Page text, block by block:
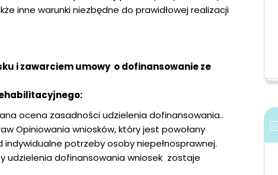
inne warunki niezbędne do prawidłowej realizacji
i zawarciem umowy o dofinansowanie ze
ocena zasadności udzielenia dofinansowania..
Opiniowania wniosków, który jest powołany
potrzeby osoby niepełnosprawnej.
udzielenia dofinansowania wniosek zostaje